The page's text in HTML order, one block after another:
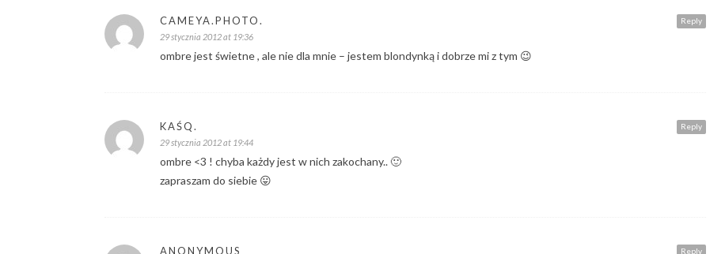
Reply
CAMEYA.PHOTO.
29 stycznia 2012 at 19:36
ombre jest świetne , ale nie dla mnie – jestem blondynką i dobrze mi z tym 😉
Reply
KAŚQ.
29 stycznia 2012 at 19:44
ombre <3 ! chyba każdy jest w nich zakochany.. 🙂
zapraszam do siebie 😛
Reply
ANONYMOUS